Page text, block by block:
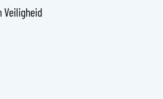
Veiligheid